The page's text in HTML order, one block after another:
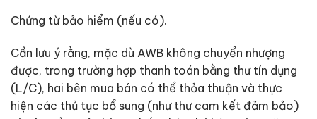
Chứng từ bảo hiểm (nếu có).
Cần lưu ý rằng, mặc dù AWB không chuyển nhượng
được, trong trường hợp thanh toán bằng thư tín dụng
(L/C), hai bên mua bán có thể thỏa thuận và thực
hiện các thủ tục bổ sung (như thư cam kết đảm bảo)